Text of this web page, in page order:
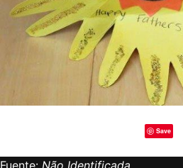
Save
Fuente: Não Identificada